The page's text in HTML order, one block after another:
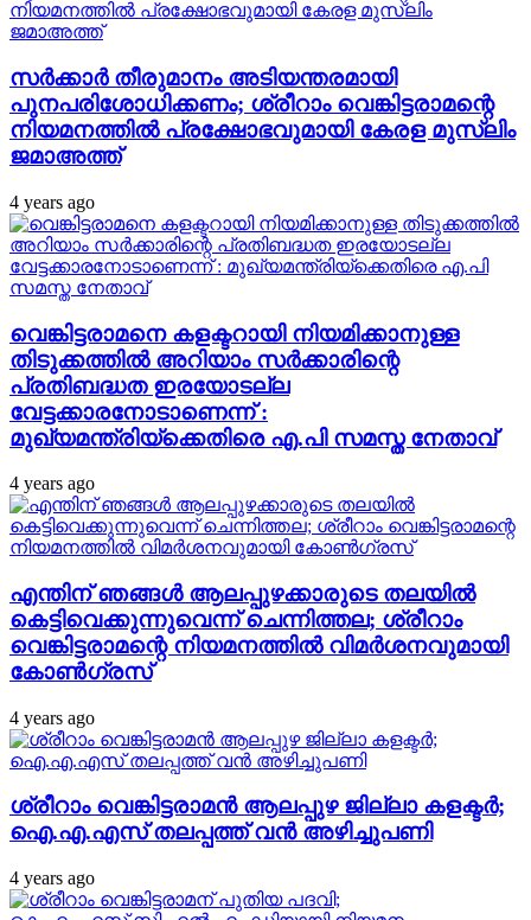
സര്‍ക്കാര്‍ തീരുമാനം അടിയന്തരമായി
പുനപരിശോധിക്കണം; ശ്രീറാം വെങ്കിട്ടരാമന്റെ
നിയമനത്തില്‍ പ്രക്ഷോഭവുമായി കേരള മുസ്‌ലിം
ജമാഅത്ത്
4 years ago
വെങ്കിട്ടരാമനെ കളക്ടറായി നിയമിക്കാനുള്ള
തിടുക്കത്തില്‍ അറിയാം സര്‍ക്കാരിന്റെ
പ്രതിബദ്ധത ഇരയോടല്ല
വേട്ടക്കാരനോടാണെന്ന് :
മുഖ്യമന്ത്രിയ്‌ക്കെതിരെ എ.പി സമസ്ത നേതാവ്
4 years ago
എന്തിന് ഞങ്ങള്‍ ആലപ്പുഴക്കാരുടെ തലയില്‍
കെട്ടിവെക്കുന്നുവെന്ന് ചെന്നിത്തല; ശ്രീറാം
വെങ്കിട്ടരാമന്റെ നിയമനത്തില്‍ വിമര്‍ശനവുമായി
കോണ്‍ഗ്രസ്
4 years ago
ശ്രീറാം വെങ്കിട്ടരാമന്‍ ആലപ്പുഴ ജില്ലാ കളക്ടര്‍;
ഐ.എ.എസ് തലപ്പത്ത് വന്‍ അഴിച്ചുപണി
4 years ago